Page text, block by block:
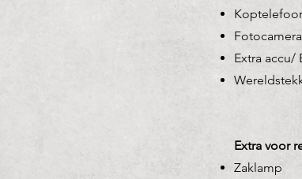
Extra accu/
Extra voor
Zaklamp